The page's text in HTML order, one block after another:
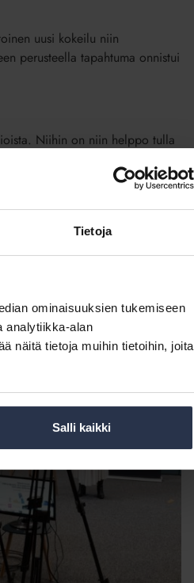
Tietoja
ominaisuuksien tukemiseen
analytiikka-alan
näitä tietoja muihin tietoihin, joita
Salli kaikki
uusi kokeilu niin
perusteella tapahtuma onnistui
Niihin on niin helppo tulla